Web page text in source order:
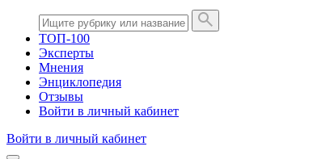
ТОП-100
Эксперты
Мнения
Энциклопедия
Отзывы
Войти в личный кабинет
Войти в личный кабинет